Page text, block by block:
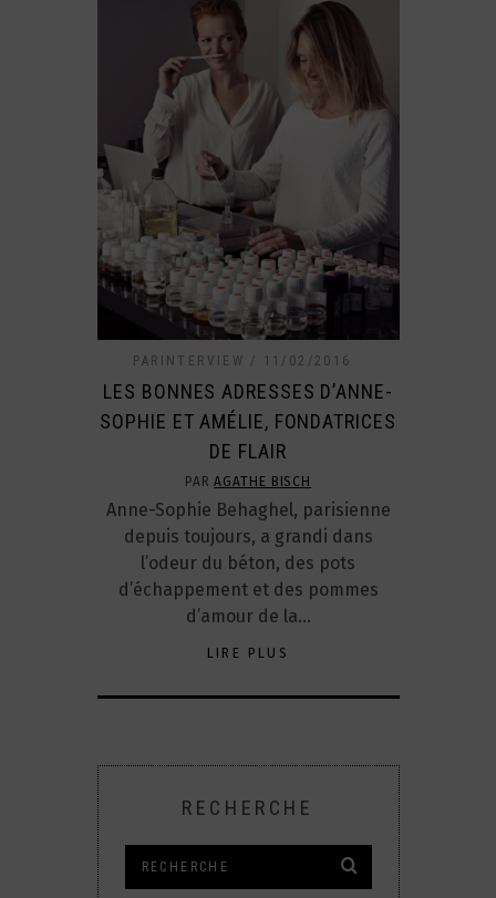
PARINTERVIEW 11/02/2016
LES BONNES ADRESSES D’ANNE-
SOPHIE ET AMÉLIE, FONDATRICES
DE FLAIR
PARAGATHE BISCH
Anne-Sophie Behaghel, parisienne
depuis toujours, a grandi dans
l’odeur du béton, des pots
d’échappement et des pommes
d’amour de la…
LIRE PLUS
RECHERCHE